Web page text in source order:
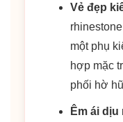
Vẻ đẹp
một phụ
hợp mặc
phối hờ
Êm ái dịu